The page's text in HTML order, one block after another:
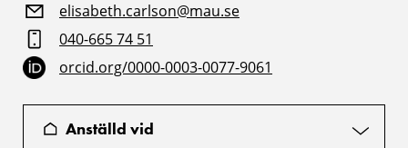
elisabeth.carlson@mau.se
040-665 74 51
orcid.org/0000-0003-0077-9061
Anställd vid